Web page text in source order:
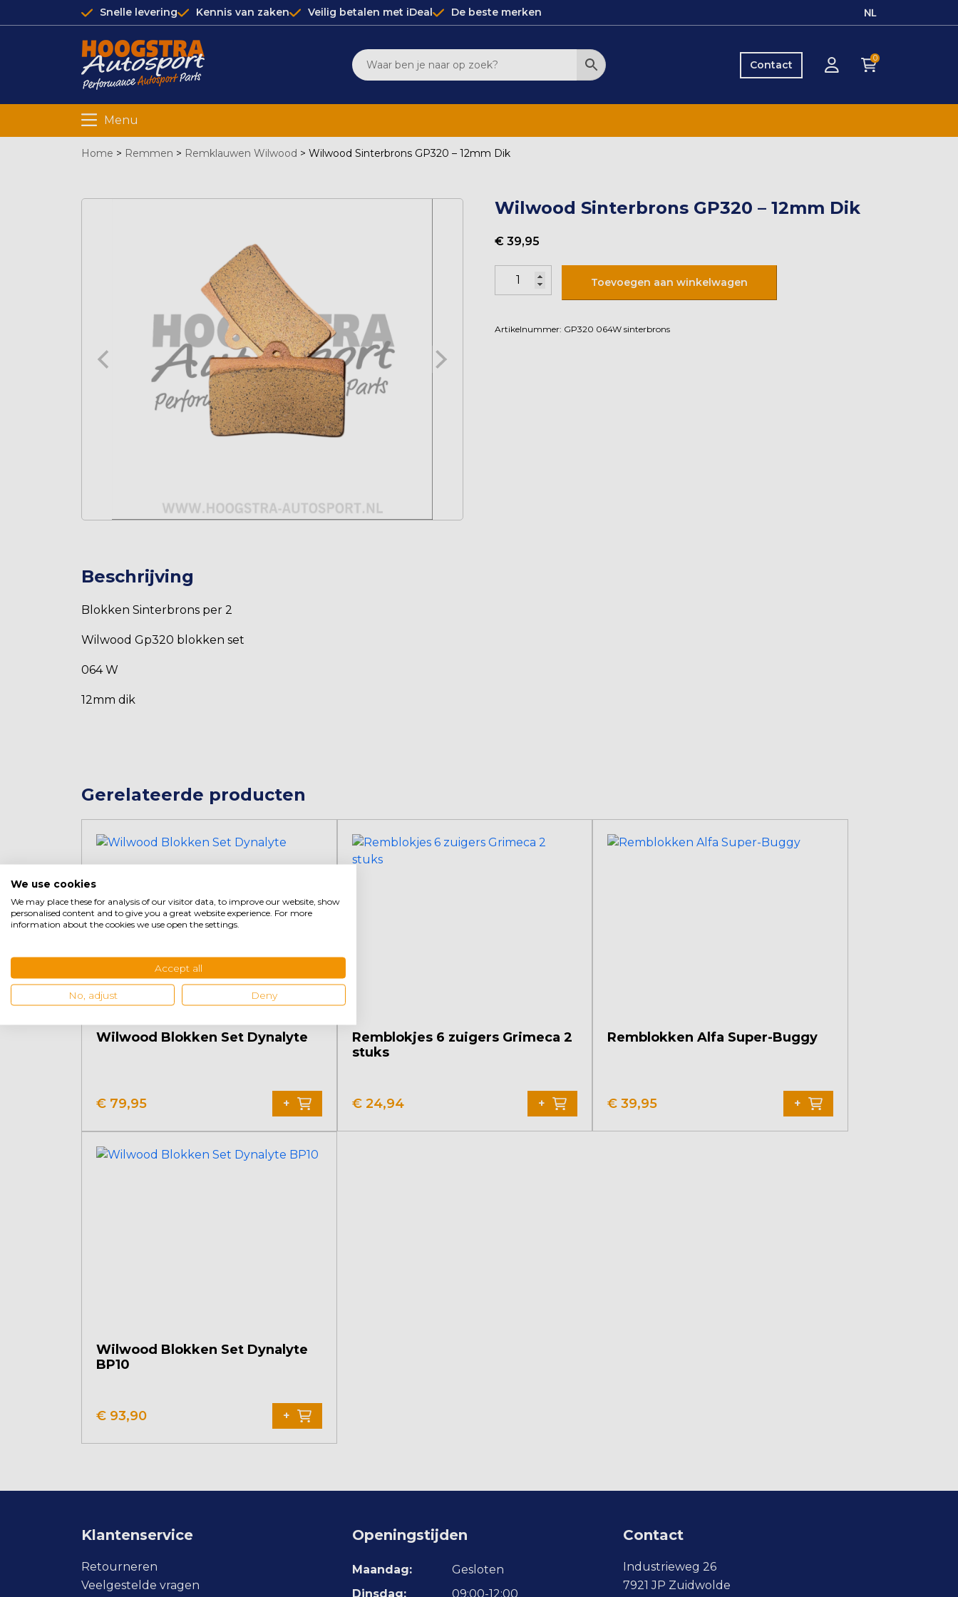
Snelle levering Kennis van zaken Veilig betalen met iDeal De beste merken NL
Contact
0
Menu
Home > Remmen > Remklauwen Wilwood > Wilwood Sinterbrons GP320 – 12mm Dik
Wilwood Sinterbrons GP320 – 12mm Dik
€ 39,95
Wilwood
Sinterbrons
-
Toevoegen aan winkelwagen
Artikelnummer: GP320 064W sinterbrons
Beschrijving
Blokken Sinterbrons per 2
Wilwood Gp320 blokken set
064 W
12mm dik
Gerelateerde producten
Wilwood Blokken Set Dynalyte
€ 79,95 +
Remblokjes 6 zuigers Grimeca 2
stuks
€24,94 +
Remblokken Alfa Super-Buggy
€ 39,95 +
Wilwood Blokken Set Dynalyte
BP10
€ 93,90 +
Klantenservice
Retourneren
Veelgestelde vragen
Openingstijden
Maandag:
Gesloten
Dinsdag:
09:00-12:00
Contact
Industrieweg 26
7921 JP Zuidwolde
We use cookies
We may place these for analysis of our visitor data, to improve our website, show
personalised content and to give you a great website experience. For more
information about the cookies we use open the settings.
Accept all
No, adjust Deny